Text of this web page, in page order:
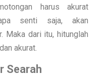
harus akurat
senti saja, akan
Maka dari itu, hitunglah
akurat.
Searah